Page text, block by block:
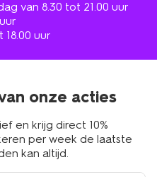
van 8.30 tot 21.00 uur
uur
onze acties
en krijg direct 10%
per week de laatste
kan altijd.